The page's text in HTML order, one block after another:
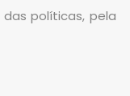
políticas, pela